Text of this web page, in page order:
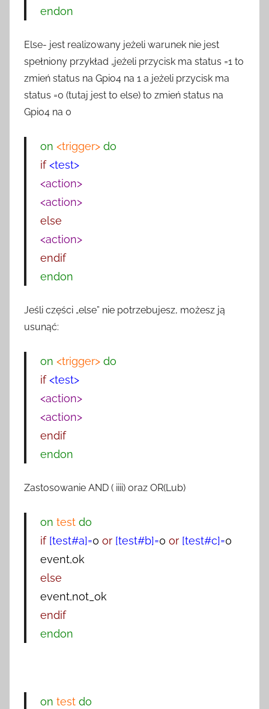
endon
Else- jest realizowany jeżeli warunek nie jest
spełniony przykład „jeżeli przycisk ma status =1 to
zmień status na Gpio4 na 1 a jeżeli przycisk ma
status =0 (tutaj jest to else) to zmień status na
Gpio4 na 0
on <trigger> do
if <test>
<action>
<action>
else
<action>
endif
endon
Jeśli części „else” nie potrzebujesz, możesz ją
usunąć:
on <trigger> do
if <test>
<action>
<action>
endif
endon
Zastosowanie AND ( iiii) oraz OR(Lub)
on test do
if [test#a]=0 or [test#b]=0 or [test#c]=0
event,ok
else
event,not_ok
endif
endon
on test do